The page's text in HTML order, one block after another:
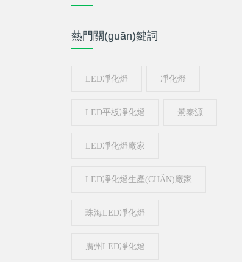
熱門關(guān)鍵詞
LED凈化燈 凈化燈
LED平板凈化燈 景泰源
LED凈化燈廠家
LED凈化燈生產(CHǍN)廠家
珠海LED凈化燈
廣州LED凈化燈